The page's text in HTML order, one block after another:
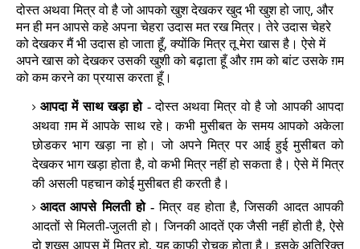
दोस्त अथवा मित्र वो है जो आपको खुश देखकर खुद भी खुश हो जाए, और
मन ही मन आपसे कहे अपना चेहरा उदास मत रख मित्र। तेरे उदास चेहरे
को देखकर मैं भी उदास हो जाता हूँ, क्योंकि मित्र तू मेरा खास है। ऐसे में
अपने खास को देखकर उसकी खुशी को बढ़ाता हूँ और ग़म को बांट उसके ग़म
को कम करने का प्रयास करता हूँ।
आपदा में साथ खड़ा हो - दोस्त अथवा मित्र वो है जो आपकी आपदा
अथवा ग़म में आपके साथ रहे। कभी मुसीबत के समय आपको अकेला
छोडकर भाग खड़ा ना हो। जो अपने मित्र पर आई हुई मुसीबत को
देखकर भाग खड़ा होता है, वो कभी मित्र नहीं हो सकता है। ऐसे में मित्र
की असली पहचान कोई मुसीबत ही करती है।
आदत आपसे मिलती हो -मित्र वह होता है, जिसकी आदत आपकी
आदतों से मिलती-जुलती हो। जिनकी आदतें एक जैसी नहीं होती है, ऐसे
दो शख्स आपस में मित्र हो, यह काफी रोचक होता है। इसके अतिरिक्त